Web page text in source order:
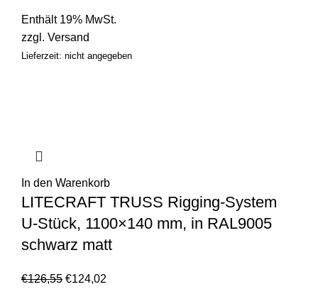
Enthält 19% MwSt.
zzgl. Versand
Lieferzeit: nicht angegeben
In den Warenkorb
LITECRAFT TRUSS Rigging-System
U-Stück, 1100×140 mm, in RAL9005
schwarz matt
€126,55 €124,02